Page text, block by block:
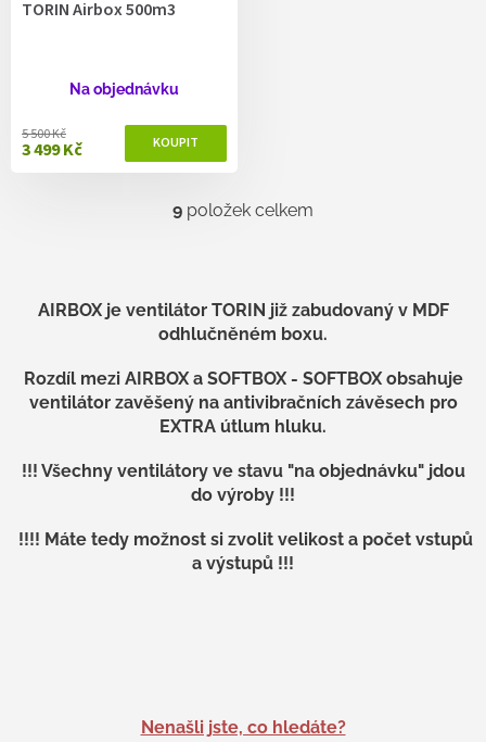
TORIN Airbox 500m3
Na objednávku
3 499 Kč
5 500 Kč
O
d
a
c
p
r
v
y
v
ý
p
i
s
9 položek celkem
AIRBOX je ventilátor TORIN již zabudovaný v MDF
odhlučněném boxu.
Rozdíl mezi AIRBOX a SOFTBOX - SOFTBOX obsahuje
ventilátor zavěšený na antivibračních závěsech pro
EXTRA útlum hluku.
!!! Všechny ventilátory ve stavu "na objednávku" jdou
do výroby !!!
!!!! Máte tedy možnost si zvolit velikost a počet vstupů
a výstupů !!!
Nenašli jste, co hledáte?